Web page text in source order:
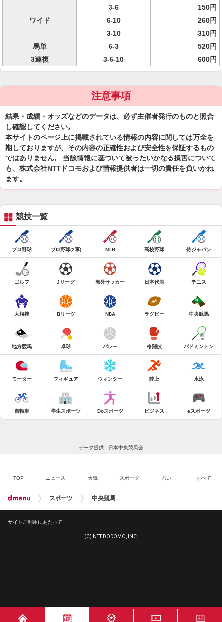
ワイド
3-6
150円
6-10
260円
3-10
310円
馬単
6-3
520円
3連複
3-6-10 600円
注意事項
結果・成績・オッズなどのデータは、必ず主催者発行のものと照合
し確認してください。
本サイトのページ上に掲載されている情報の内容に関しては万全を
期しておりますが、その内容の正確性および安全性を保証するもの
ではありません。 当該情報に基づいて被ったいかなる損害について
も、株式会社NTTドコモおよび情報提供者は一切の責任を負いかね
ます。
競技一覧
プロ野球 プロ野球(2軍) MLB 高校野球 侍ジャパン
ゴルフ Jリーグ 海外サッカー 日本代表 テニス
大相撲 Bリーグ NBA ラグビー 中央競馬
地方競馬 卓球 バレー 格闘技 バドミントン
モーター フィギュア ウィンター 陸上 水泳
自転車 学生スポーツ Doスポーツ ビジネス eスポーツ
データ提供：日本中央競馬会
TOP ニュース 天気 スポーツ 占い すべて
スポーツ 中央競馬
サイトご利用にあたって
(C) NTT DOCOMO, INC.